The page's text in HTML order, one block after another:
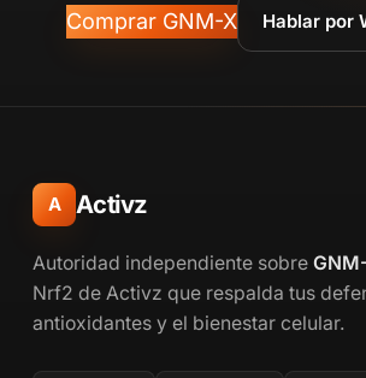
Comprar GNM-X Hablar por
A Activz
Autoridad independiente sobre
Nrf2 de Activz que respalda tus
antioxidantes y el bienestar celular.